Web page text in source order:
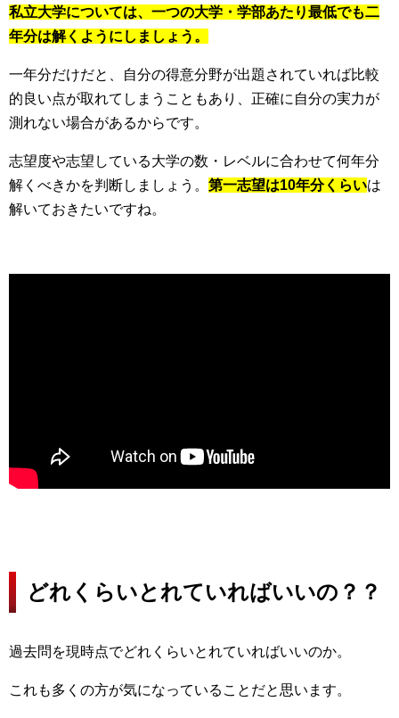
私立大学については、一つの大学・学部あたり最低でも二
年分は解くようにしましょう。
一年分だけだと、自分の得意分野が出題されていれば比較
的良い点が取れてしまうこともあり、正確に自分の実力が
測れない場合があるからです。
志望度や志望している大学の数・レベルに合わせて何年分
解くべきかを判断しましょう。 第一志望は10年分くらいは
解いておきたいですね。
どれくらいとれていればいいの？？
過去問を現時点でどれくらいとれていればいいのか。
これも多くの方が気になっていることだと思います。